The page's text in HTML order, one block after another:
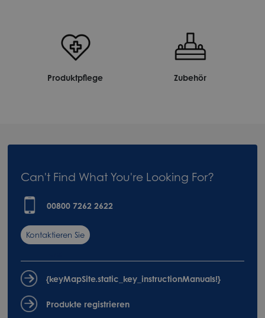
Produktpflege Zubehör
Can't Find What You're Looking For?
00800 7262 2622
Kontaktieren Sie
{keyMapSite.static_key_instructionManuals!}
Produkte registrieren